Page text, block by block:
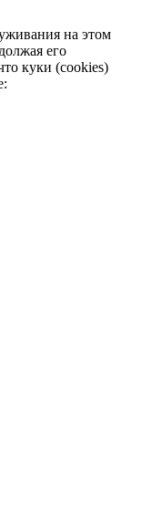
на этом
его
куки (cookies)